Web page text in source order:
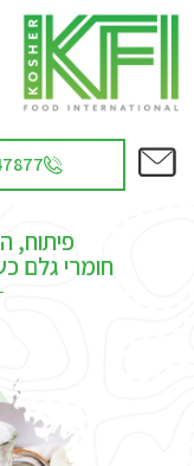
פיתוח,
חומרי גלם